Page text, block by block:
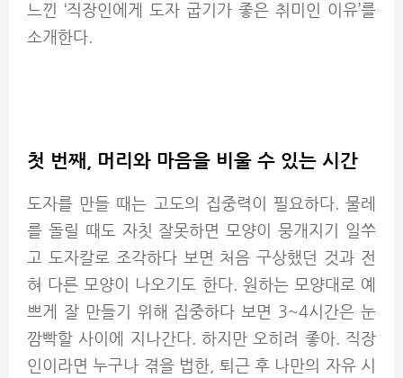
느낀 ‘직장인에게 도자 굽기가 좋은 취미인 이유’를
소개한다.
첫 번째, 머리와 마음을 비울 수 있는 시간
도자를 만들 때는 고도의 집중력이 필요하다. 물레
를 돌릴 때도 자칫 잘못하면 모양이 뭉개지기 일쑤
고 도자칼로 조각하다 보면 처음 구상했던 것과 전
혀 다른 모양이 나오기도 한다. 원하는 모양대로 예
쁘게 잘 만들기 위해 집중하다 보면 3~4시간은 눈
깜빡할 사이에 지나간다. 하지만 오히려 좋아. 직장
인이라면 누구나 겪을 법한, 퇴근 후 나만의 자유 시